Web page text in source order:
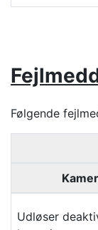
Følgende
Udløser